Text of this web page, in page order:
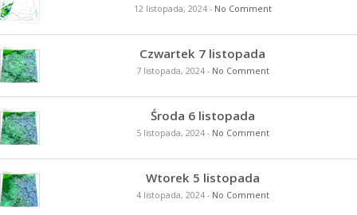
12 listopada, 2024- No Comment
Czwartek 7 listopada
7 listopada, 2024- No Comment
Środa 6 listopada
5 listopada, 2024- No Comment
Wtorek 5 listopada
4 listopada, 2024- No Comment